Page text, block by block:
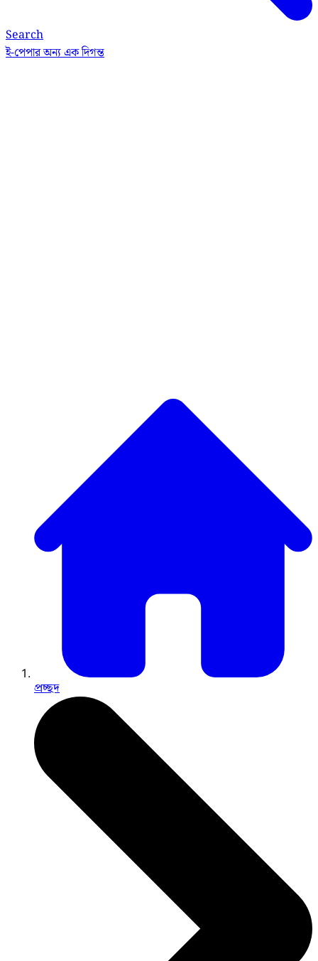
Search
ই-পেপারঅন্য এক দিগন্ত
প্রচ্ছদ